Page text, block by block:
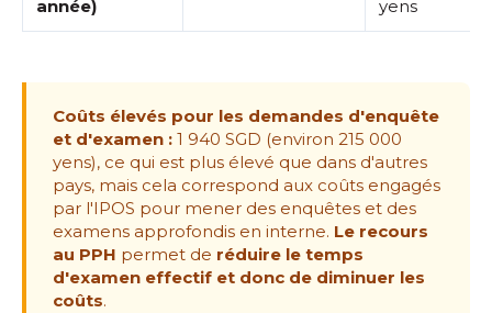
année)
yens
Coûts élevés pour les demandes d'enquête
et d'examen : 1 940 SGD (environ 215 000
yens), ce qui est plus élevé que dans d'autres
pays, mais cela correspond aux coûts engagés
par l'IPOS pour mener des enquêtes et des
examens approfondis en interne. Le recours
au PPH permet de réduire le temps
d'examen effectif et donc de diminuer les
coûts.